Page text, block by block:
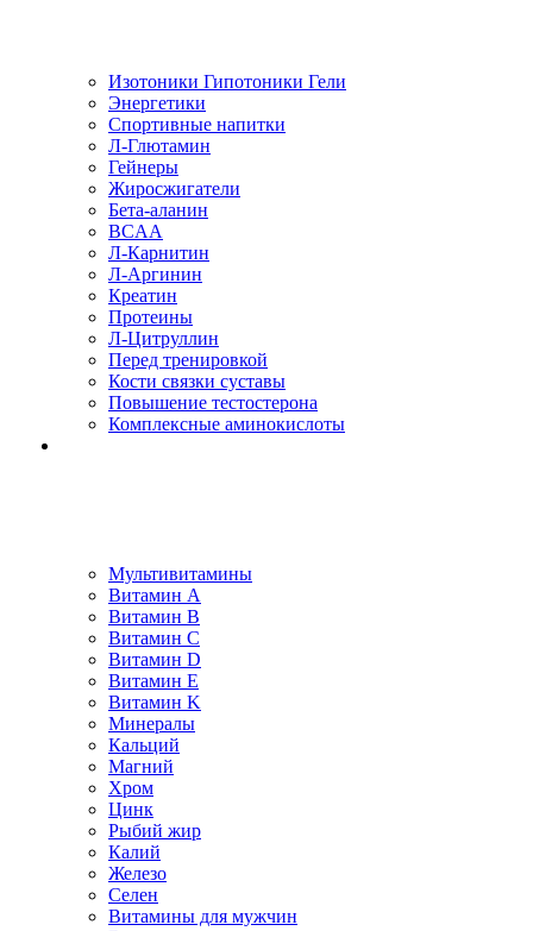
Изотоники Гипотоники Гели
Энергетики
Спортивные напитки
Л-Глютамин
Гейнеры
Жиросжигатели
Бета-аланин
BCAA
Л-Карнитин
Л-Аргинин
Креатин
Протеины
Л-Цитруллин
Перед тренировкой
Кости связки суставы
Повышение тестостерона
Комплексные аминокислоты
Мультивитамины
Витамин A
Витамин B
Витамин C
Витамин D
Витамин E
Витамин K
Минералы
Кальций
Магний
Хром
Цинк
Рыбий жир
Калий
Железо
Селен
Витамины для мужчин